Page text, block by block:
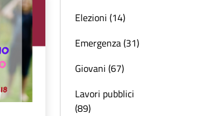
Elezioni (14)
Emergenza (31)
Giovani (67)
Lavori pubblici
(89)